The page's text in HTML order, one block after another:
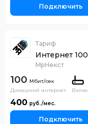
Подключить
Тариф
Интернет
МрНекст
100
Домашний интернет
400
Подключить